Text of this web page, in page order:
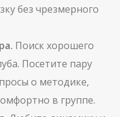
без чрезмерного
Поиск хорошего
Посетите пару
о методике,
в группе.